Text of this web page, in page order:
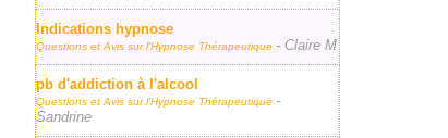
Indications hypnose
Questions et Avis sur l'Hypnose Thérapeutique - Claire M
pb d'addiction à l'alcool
Questions et Avis sur l'Hypnose Thérapeutique -
Sandrine